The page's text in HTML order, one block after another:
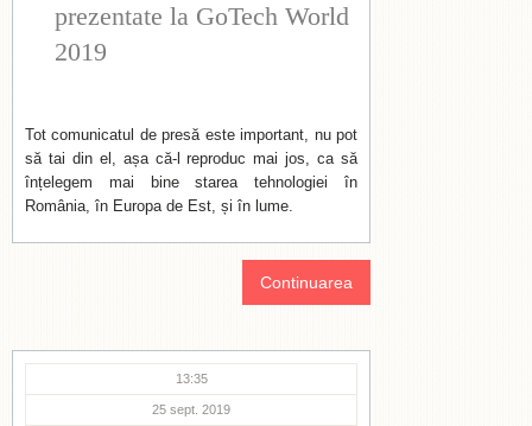
prezentate la GoTech World
2019
Tot comunicatul de presă este important, nu pot
să tai din el, așa că-l reproduc mai jos, ca să
înțelegem mai bine starea tehnologiei în
România, în Europa de Est, și în lume.
Continuarea
13:35
25 sept. 2019